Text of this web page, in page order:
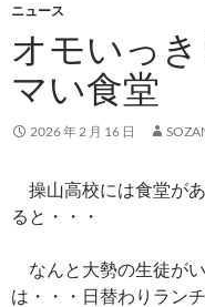
ニュース
オモいっ
マい食堂
2026 年 2 月 16 日
操山高校には食堂が
ると・・・
なんと大勢の生徒が
は・・・日替わりラン